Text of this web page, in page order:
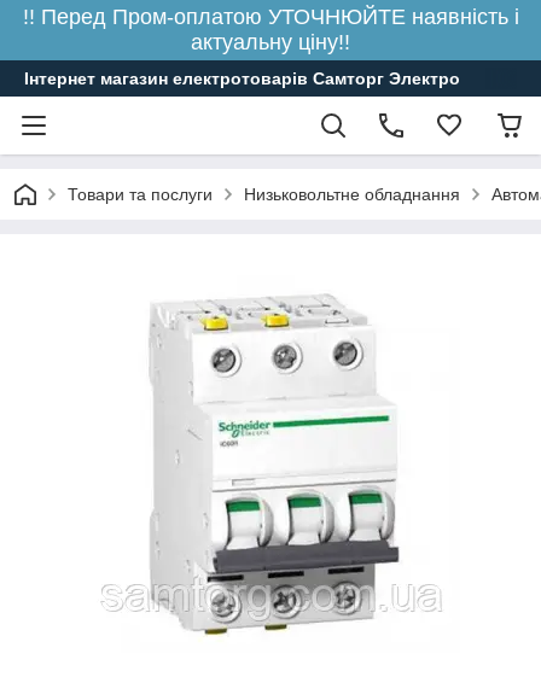
!! Перед Пром-оплатою УТОЧНЮЙТЕ наявність і
актуальну ціну!!
Інтернет магазин електротоварів Самторг Электро
Товари та послуги Низьковольтне обладнання